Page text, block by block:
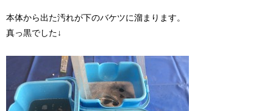
本体から出た汚れが下のバケツに溜まります。
真っ黒でした↓